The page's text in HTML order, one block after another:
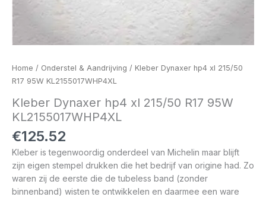
Home / Onderstel & Aandrijving / Kleber Dynaxer hp4 xl 215/50
R17 95W KL2155017WHP4XL
Kleber Dynaxer hp4 xl 215/50 R17 95W
KL2155017WHP4XL
€125.52
Kleber is tegenwoordig onderdeel van Michelin maar blijft
zijn eigen stempel drukken die het bedrijf van origine had. Zo
waren zij de eerste die de tubeless band (zonder
binnenband) wisten te ontwikkelen en daarmee een ware